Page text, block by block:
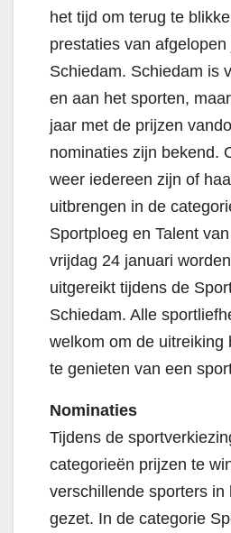
het tijd om terug te
prestaties van afgelopen
Schiedam. Schiedam is
en aan het sporten,
jaar met de prijzen
nominaties zijn bekend.
weer iedereen zijn of
uitbrengen in de
Sportploeg en Talent
vrijdag 24 januari
uitgereikt tijdens de
Schiedam. Alle
welkom om de uitreiking
te genieten van een
Nominaties
Tijdens de
categorieën prijzen te
verschillende sporters in
gezet. In de categorie